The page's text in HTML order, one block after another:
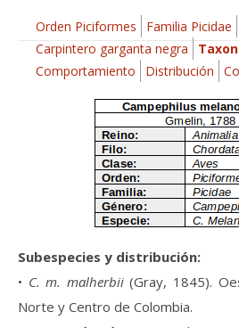
Orden Piciformes
Familia Picidae
Carpintero garganta negra
Comportamiento
Distribución
Subespecies y distribución:
• C. m. malherbii(Gray, 1845).
Norte y Centro de Colombia.